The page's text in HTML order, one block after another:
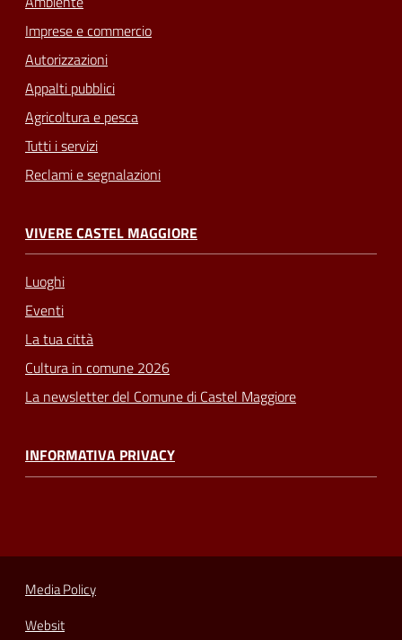
Imprese e commercio
Autorizzazioni
Appalti pubblici
Agricoltura e pesca
Tutti i servizi
Reclami e segnalazioni
VIVERE CASTEL MAGGIORE
Luoghi
Eventi
La tua città
Cultura in comune 2026
La newsletter del Comune di Castel Maggiore
INFORMATIVA PRIVACY
Media Policy
Websit